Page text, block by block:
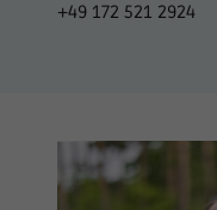
+49 172 521 2924